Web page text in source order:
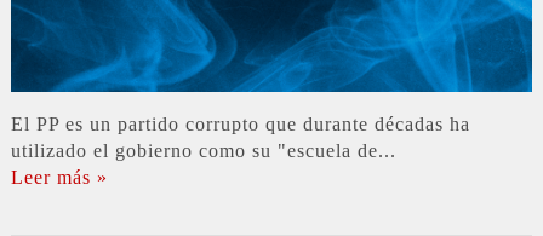
El PP es un partido corrupto que durante décadas ha
utilizado el gobierno como su "escuela de...
Leer más »